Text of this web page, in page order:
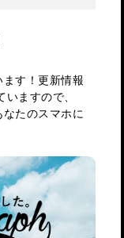
す！更新情報
ますので、
たのスマホに